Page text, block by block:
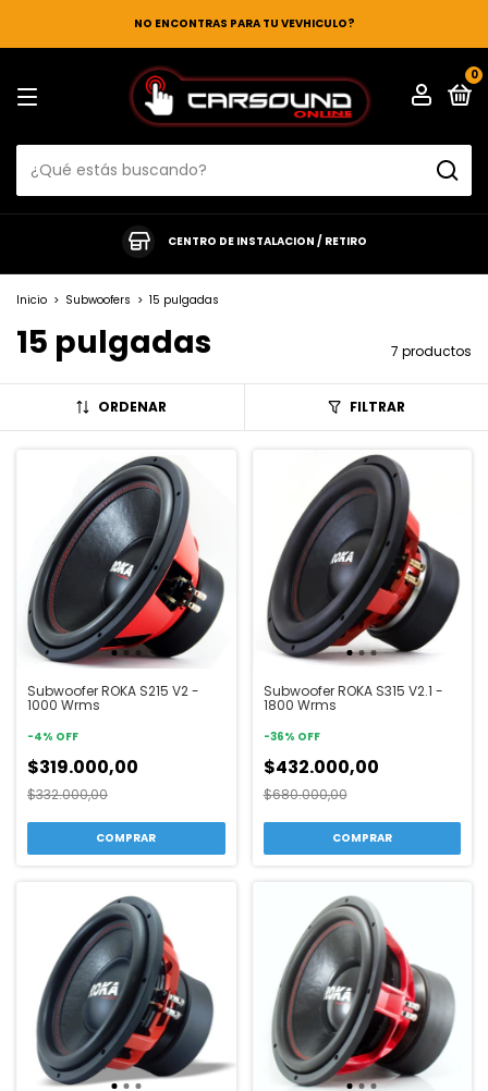
NO ENCONTRAS PARA TU VEVHICULO?
0
CENTRO DE INSTALACION / RETIRO
Inicio > Subwoofers > 15 pulgadas
15 pulgadas 7 productos
ORDENAR FILTRAR
Subwoofer ROKA S215 V2 -
1000 Wrms
-4% OFF
$319.000,00
$332.000,00
COMPRAR
Subwoofer ROKA S315 V2.1 -
1800 Wrms
-36% OFF
$432.000,00
$680.000,00
COMPRAR